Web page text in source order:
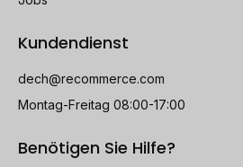
Kundendienst
dech@recommerce.com
Montag-Freitag 08:00-17:00
Benötigen Sie Hilfe?